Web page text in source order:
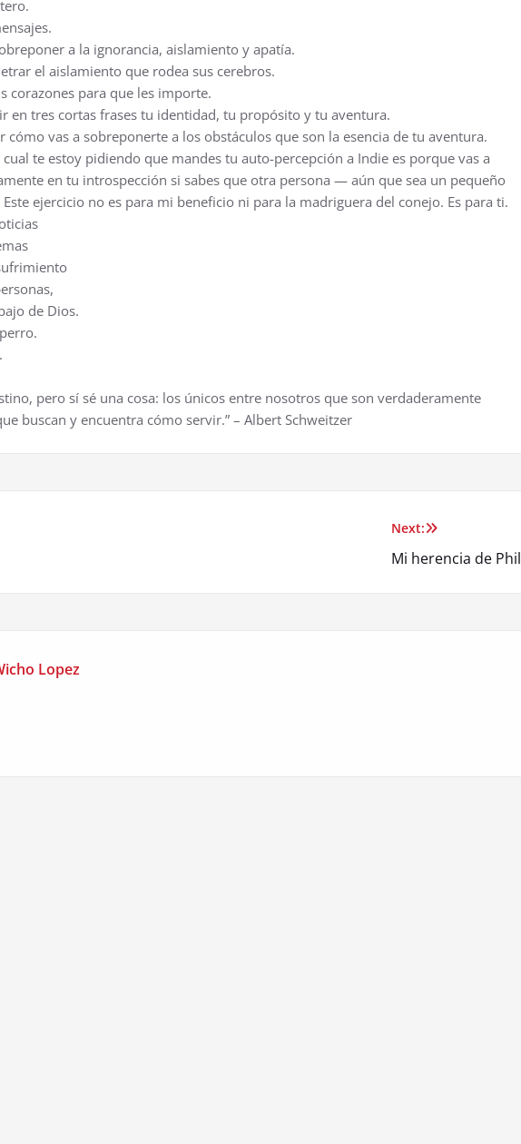
a la ignorancia, aislamiento y apatía.
el aislamiento que rodea sus cerebros.
corazones para que les importe.
en tres cortas frases tu identidad, tu propósito y tu aventura.
cómo vas a sobreponerte a los obstáculos que son la esencia de tu aventura.
te estoy pidiendo que mandes tu auto-percepción a Indie es porque vas a
en tu introspección si sabes que otra persona — aún que sea un pequeño
ejercicio no es para mi beneficio ni para la madriguera del conejo. Es para ti.
de Dios.
pero sí sé una cosa: los únicos entre nosotros que son verdaderamente
buscan y encuentra cómo servir.” – Albert Schweitzer
Next:
Mi herencia de Phil
Lopez